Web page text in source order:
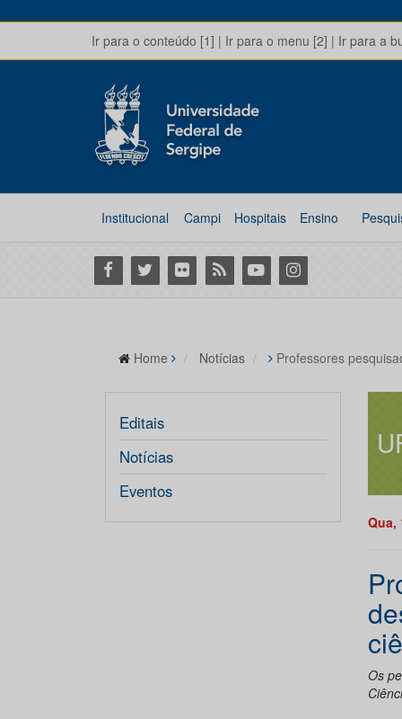
Ir para o conteúdo [1] | Ir para o menu [2] | Ir para a
Institucional Campi Hospitais Ensino
Facebook
Twitter Flickr RSS YoutubeInstagram
Home Notícias Professores
Editais
Notícias
Eventos
Qua,
Os